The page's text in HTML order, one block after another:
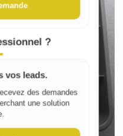
?
vos leads.
des demandes
une solution